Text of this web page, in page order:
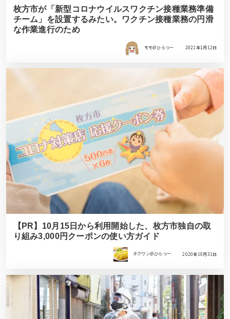
枚方市が「新型コロナウイルスワクチン接種業務準備
チーム」を設置するみたい。ワクチン接種業務の円滑
な作業進行のため
モモ＠ひらつー 2021年1月12日
【PR】10月15日から利用開始した、枚方市独自の取
り組み3,000円クーポンの使い方ガイド
タクワン＠ひらつー 2020年10月31日